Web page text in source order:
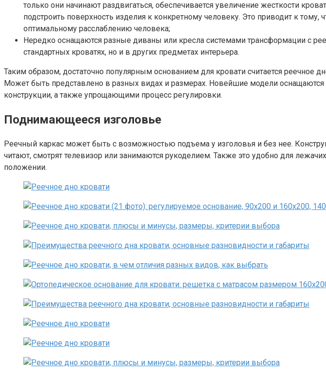
только они начинают раздвигаться, обеспечивается увеличение жесткости
подстроить поверхность изделия к конкретному человеку. Это приводит к
оптимальному расслаблению человека;
Нередко оснащаются разные диваны или кресла системами трансформации с
стандартных кроватях, но и в других предметах интерьера.
Таким образом, достаточно популярным основанием для кровати считается
Может быть представлено в разных видах и размерах. Новейшие модели
конструкции, а также упрощающими процесс регулировки.
Поднимающееся изголовье
Реечный каркас может быть с возможностью подъема у изголовья и без нее.
читают, смотрят телевизор или занимаются рукоделием. Также это удобно для
положении.